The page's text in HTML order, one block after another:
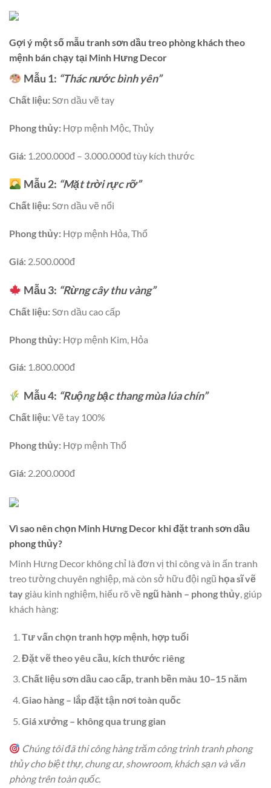
Gợi ý một số mẫu tranh sơn dầu treo phòng khách theo
mệnh bán chạy tại Minh Hưng Decor
Mẫu 1: “Thác nước bình yên”
Chất liệu:Sơn dầu vẽ tay
Phong thủy: Hợp mệnh Mộc, Thủy
Giá: 1.200.000đ – 3.000.000đ tùy kích thước
Mẫu 2: “Mặt trời rực rỡ”
Chất liệu:Sơn dầu vẽ nổi
Phong thủy: Hợp mệnh Hỏa, Thổ
Giá: 2.500.000đ
Mẫu 3: “Rừng cây thu vàng”
Chất liệu: Sơn dầu cao cấp
Phong thủy: Hợp mệnh Kim, Hỏa
Giá: 1.800.000đ
Mẫu 4: “Ruộng bậc thang mùa lúa chín”
Chất liệu:Vẽ tay 100%
Phong thủy: Hợp mệnh Thổ
Giá: 2.200.000đ
Vì sao nên chọn Minh Hưng Decor khi đặt tranh sơn dầu
phong thủy?
Minh Hưng Decor không chỉ là đơn vị thi công và in ấn tranh
treo tường chuyên nghiệp, mà còn sở hữu đội ngũ họa sĩ vẽ
tay giàu kinh nghiệm, hiểu rõ về ngũ hành – phong thủy, giúp
khách hàng:
Tư vấn chọn tranh hợp mệnh, hợp tuổi
Đặt vẽ theo yêu cầu, kích thước riêng
Chất liệu sơn dầu cao cấp, tranh bền màu 10–15 năm
Giao hàng – lắp đặt tận nơi toàn quốc
Giá xưởng – không qua trung gian
Chúng tôi đã thi công hàng trăm công trình tranh phong
thủy cho biệt thự, chung cư, showroom, khách sạn và văn
phòng trên toàn quốc.